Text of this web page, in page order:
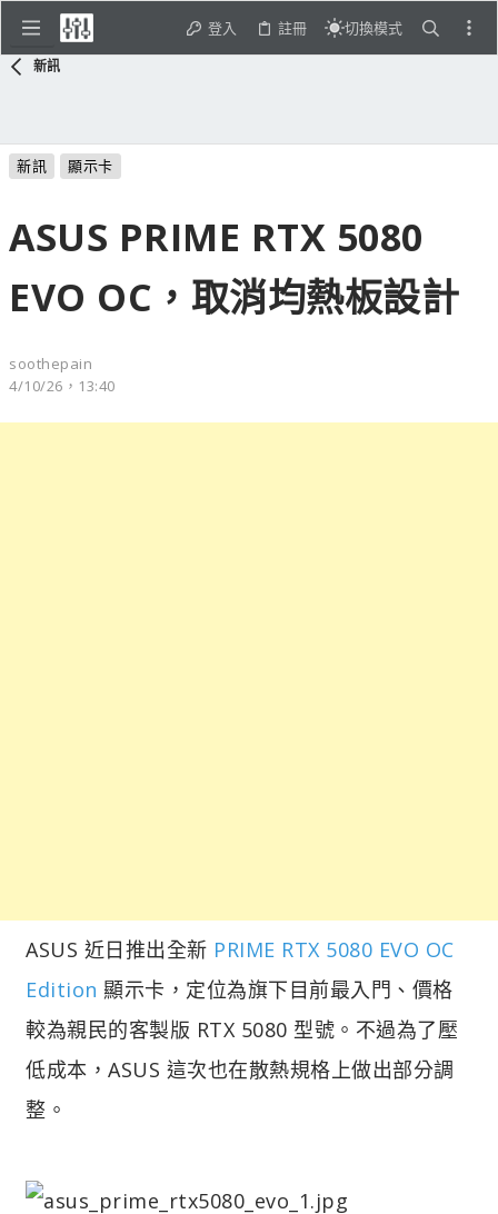
登入 註冊 切換模式
新訊
新訊 顯示卡
ASUS PRIME RTX 5080
EVO OC，取消均熱板設計
soothepain
4/10/26，13:40
ASUS 近日推出全新 PRIME RTX 5080 EVO OC
Edition 顯示卡，定位為旗下目前最入門、價格
較為親民的客製版 RTX 5080 型號。不過為了壓
低成本，ASUS 這次也在散熱規格上做出部分調
整。